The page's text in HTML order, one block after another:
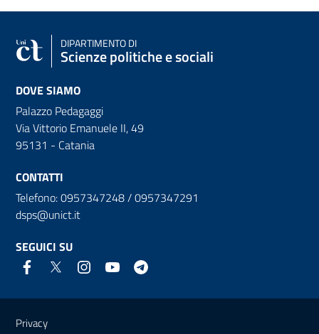
DIPARTIMENTO DI
Scienze politiche e sociali
DOVE SIAMO
Palazzo Pedagaggi
Via Vittorio Emanuele II, 49
95131 - Catania
CONTATTI
Telefono: 0957347248 / 0957347291
dsps@unict.it
SEGUICI SU
Link e informazioni utili
Privacy